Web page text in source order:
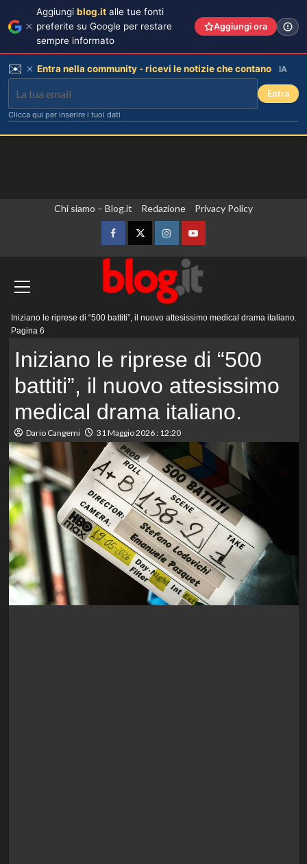
Chi siamo – Blog.it Redazione Privacy Policy
FacebookTwitterInstagramYouTube
principale
Iniziano le riprese di “500 battiti”, il nuovo attesissimo medical drama italiano.
Pagina 6
Iniziano le riprese di “500
battiti”, il nuovo attesissimo
medical drama italiano.
Dario Cangemi 31 Maggio 2026 : 12:20
Aggiungi blog.it alle tue fonti
preferite su Google per restare
sempre informato
Aggiungi ora
✉️ Entra nella community - ricevi le notizie che contano IA
Entra
Clicca qui per inserire i tuoi dati